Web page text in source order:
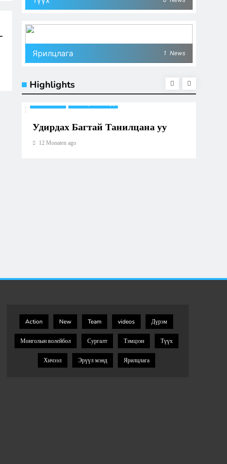
Ярилцлага 1 News
Highlights
Удирдах Багтай Танилцана уу
12 Monaten ago
Action New Team videos Дүрэм
Монголын волейбол Сургалт Тэмцээн Түүх
Хичээл Эрүүл мэнд Ярилцлага